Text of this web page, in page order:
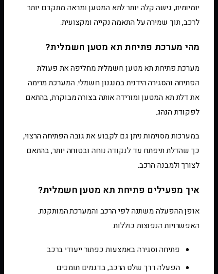
יומיומית, גישה קלה יותר לתא המטען ומראה מתקדם יותר
לרכב, תוך שמירה על התאמה נקייה ומקצועית.
מהי מערכת פתיחת תא מטען חשמלית?
מערכת פתיחת תא מטען חשמלית מחליפה את פעולת
הפתיחה והסגירה הידנית במנגנון חשמלי. המערכת מרימה
את דלת תא המטען ומורידה אותה בצורה מבוקרת, בהתאם
לפקודת הנהג.
במערכות מסוימות ניתן גם לקבוע את גובה הפתיחה הרצוי,
כך שהדלת תיפתח עד לנקודה נוחה ובטוחה יותר, בהתאם
לצורך ולמבנה הרכב.
איך מפעילים פתיחת תא מטען חשמלית?
אופן ההפעלה משתנה לפי הרכב והמערכת המותקנת.
האפשרויות הנפוצות כוללות:
פתיחה וסגירה באמצעות כפתור ייעודי ברכב
הפעלה דרך שלט הרכב, בדגמים תומכים